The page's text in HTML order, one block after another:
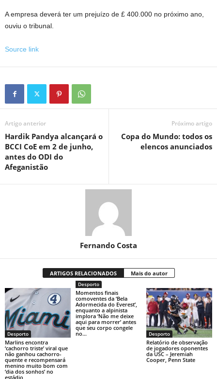
A empresa deverá ter um prejuízo de £ 400.000 no próximo ano,
ouviu o tribunal.
Source link
Artigo anterior
Hardik Pandya alcançará o
BCCI CoE em 2 de junho,
antes do ODI do
Afeganistão
Próximo artigo
Copa do Mundo: todos os
elencos anunciados
Fernando Costa
ARTIGOS RELACIONADOS Mais do autor
Desporto
Marlins encontra
‘cachorro triste’ viral que
não ganhou cachorro-
quente e recompensará
menino muito bom com
‘dia dos sonhos’ no
estádio
Desporto
Momentos finais
comoventes da ‘Bela
Adormecida do Everest’,
enquanto a alpinista
implora ‘Não me deixe
aqui para morrer’ antes
que seu corpo congele
no...
Desporto
Relatório de observação
de jogadores oponentes
da USC – Jeremiah
Cooper, Penn State